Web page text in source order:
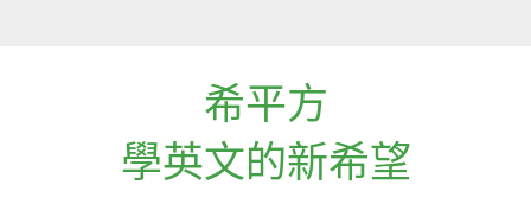
希平方
學英文的新希望